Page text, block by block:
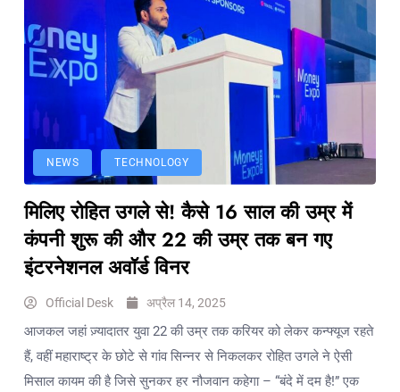
NEWS TECHNOLOGY
मिलिए रोहित उगले से! कैसे 16 साल की उम्र में
कंपनी शुरू की और 22 की उम्र तक बन गए
इंटरनेशनल अवॉर्ड विनर
Official Desk अप्रैल 14, 2025
आजकल जहां ज़्यादातर युवा 22 की उम्र तक करियर को लेकर कन्फ्यूज रहते
हैं, वहीं महाराष्ट्र के छोटे से गांव सिन्नर से निकलकर रोहित उगले ने ऐसी
मिसाल कायम की है जिसे सुनकर हर नौजवान कहेगा – “बंदे में दम है!” एक